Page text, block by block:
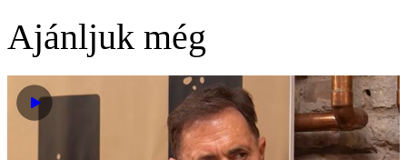
Ajánljuk még